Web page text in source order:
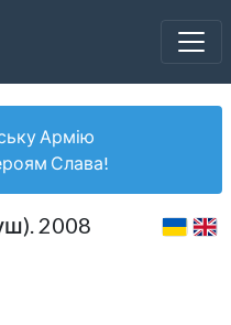
Армію
Слава!
2008